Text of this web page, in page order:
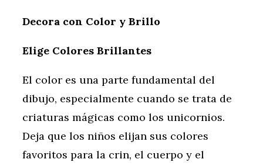
Decora con Color y Brillo
Elige Colores Brillantes
El color es una parte fundamental del
dibujo, especialmente cuando se trata de
criaturas mágicas como los unicornios.
Deja que los niños elijan sus colores
favoritos para la crin, el cuerpo y el